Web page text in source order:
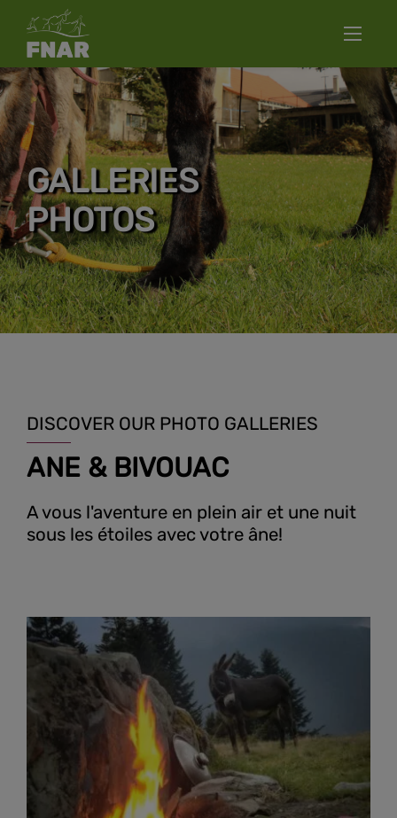
GALLERIES
PHOTOS
DISCOVER OUR PHOTO GALLERIES
ANE & BIVOUAC
A vous l'aventure en plein air et une nuit
sous les étoiles avec votre âne!